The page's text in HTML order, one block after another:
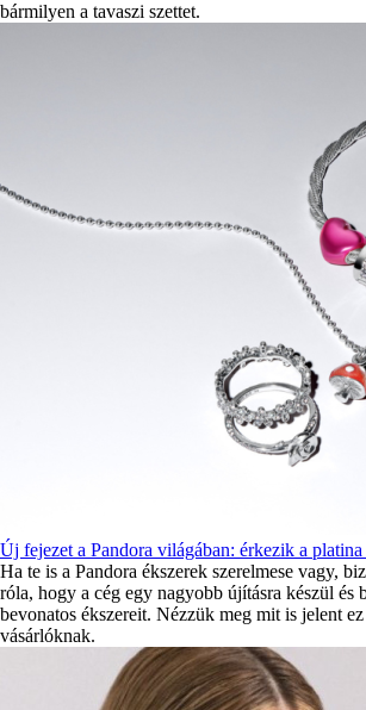
bármilyen a tavaszi szettet.
Új fejezet a Pandora világában: érkezik a
Ha te is a Pandora ékszerek szerelmese vagy,
róla, hogy a cég egy nagyobb újításra készül és
bevonatos ékszereit. Nézzük meg mit is jelent
vásárlóknak.